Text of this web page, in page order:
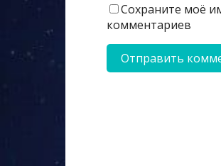
Сохраните моё
комментариев